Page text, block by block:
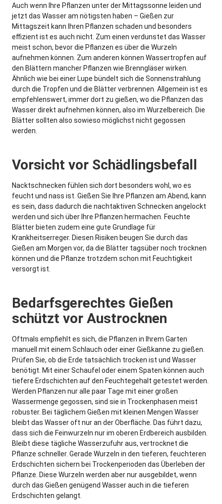
Auch wenn Ihre Pflanzen unter der Mittagssonne leiden und
jetzt das Wasser am nötigsten haben – Gießen zur
Mittagszeit kann Ihren Pflanzen schaden und besonders
effizient ist es auch nicht. Zum einen verdunstet das Wasser
meist schon, bevor die Pflanzen es über die Wurzeln
aufnehmen können. Zum anderen können Wassertropfen auf
den Blättern mancher Pflanzen wie Brenngläser wirken.
Ähnlich wie bei einer Lupe bündelt sich die Sonnenstrahlung
durch die Tropfen und die Blätter verbrennen. Allgemein ist es
empfehlenswert, immer dort zu gießen, wo die Pflanzen das
Wasser direkt aufnehmen können, also im Wurzelbereich. Die
Blätter sollten also sowieso möglichst nicht gegossen
werden.
Vorsicht vor Schädlingsbefall
Nacktschnecken fühlen sich dort besonders wohl, wo es
feucht und nass ist. Gießen Sie Ihre Pflanzen am Abend, kann
es sein, dass dadurch die nachtaktiven Schnecken angelockt
werden und sich über Ihre Pflanzen hermachen. Feuchte
Blätter bieten zudem eine gute Grundlage für
Krankheitserreger. Diesen Risiken beugen Sie durch das
Gießen am Morgen vor, da die Blätter tagsüber noch trocknen
können und die Pflanze trotzdem schon mit Feuchtigkeit
versorgt ist.
Bedarfsgerechtes Gießen
schützt vor Austrocknen
Oftmals empfiehlt es sich, die Pflanzen in Ihrem Garten
manuell mit einem Schlauch oder einer Gießkanne zu gießen.
Prüfen Sie, ob die Erde tatsächlich trocken ist und Wasser
benötigt. Mit einer Schaufel oder einem Spaten können auch
tiefere Erdschichten auf den Feuchtegehalt getestet werden.
Werden Pflanzen nur alle paar Tage mit einer großen
Wassermenge gegossen, sind sie in Trockenphasen meist
robuster. Bei täglichem Gießen mit kleinen Mengen Wasser
bleibt das Wasser oft nur an der Oberfläche. Das führt dazu,
dass sich die Feinwurzeln nur im oberen Erdbereich ausbilden.
Bleibt diese tägliche Wasserzufuhr aus, vertrocknet die
Pflanze schneller. Gerade Wurzeln in den tieferen, feuchteren
Erdschichten sichern bei Trockenperioden das Überleben der
Pflanze. Diese Wurzeln werden aber nur ausgebildet, wenn
durch das Gießen genügend Wasser auch in die tieferen
Erdschichten gelangt.